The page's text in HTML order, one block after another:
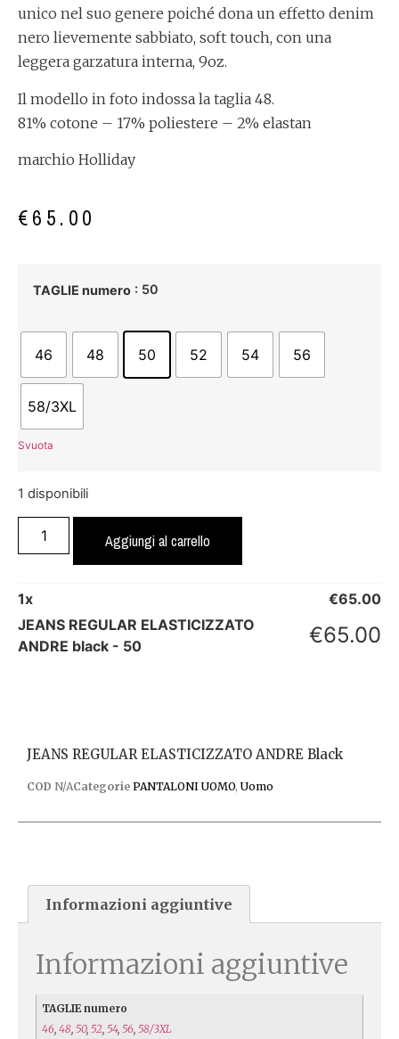
unico nel suo genere poiché dona un effetto denim
nero lievemente sabbiato, soft touch, con una
leggera garzatura interna, 9oz.
Il modello in foto indossa la taglia 48.
81% cotone – 17% poliestere – 2% elastan
marchio Holliday
€65.00
TAGLIE numero : 50
46 48 50 52 54 56
58/3XL
Svuota
1 disponibili
Aggiungi al carrello
1x €65.00
JEANS REGULAR ELASTICIZZATO
ANDRE black - 50
€65.00
JEANS REGULAR ELASTICIZZATO ANDRE Black
COD N/ACategorie PANTALONI UOMO, Uomo
Informazioni aggiuntive
Informazioni aggiuntive
TAGLIE numero
46, 48, 50, 52, 54, 56, 58/3XL